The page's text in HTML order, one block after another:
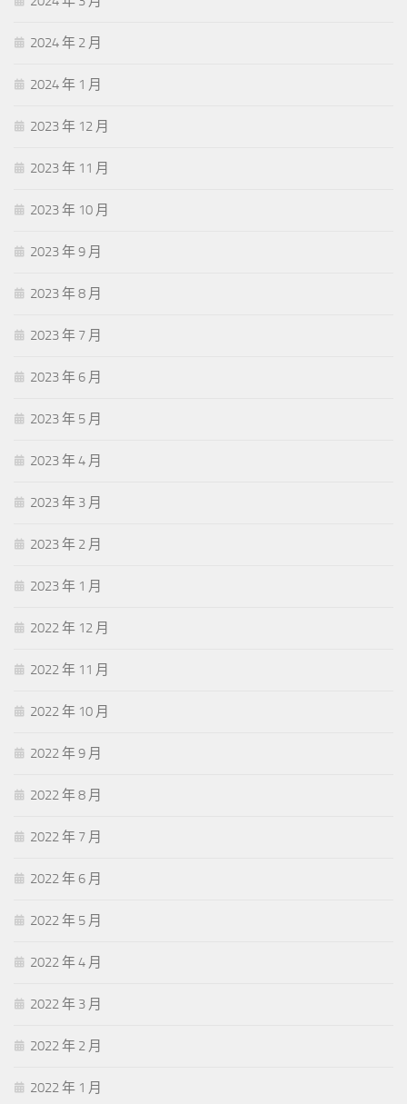
2024 年 2 月
2024 年 1 月
2023 年 12 月
2023 年 11 月
2023 年 10 月
2023 年 9 月
2023 年 8 月
2023 年 7 月
2023 年 6 月
2023 年 5 月
2023 年 4 月
2023 年 3 月
2023 年 2 月
2023 年 1 月
2022 年 12 月
2022 年 11 月
2022 年 10 月
2022 年 9 月
2022 年 8 月
2022 年 7 月
2022 年 6 月
2022 年 5 月
2022 年 4 月
2022 年 3 月
2022 年 2 月
2022 年 1 月